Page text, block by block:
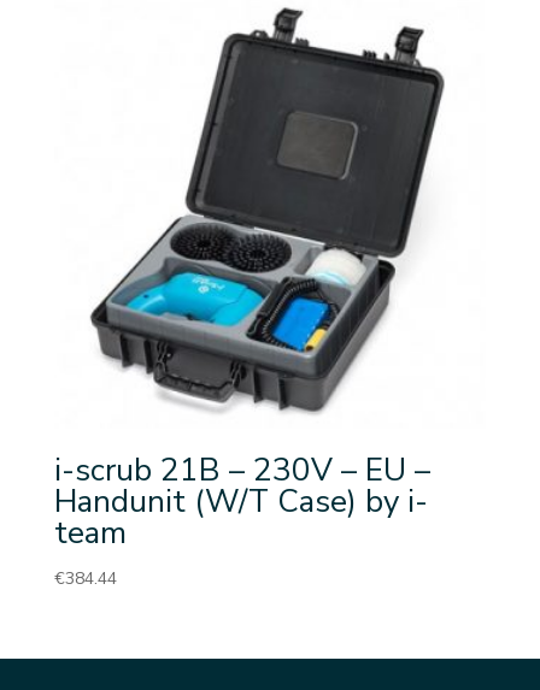
i-scrub 21B – 230V – EU –
Handunit (W/T Case) by i-
team
€384.44